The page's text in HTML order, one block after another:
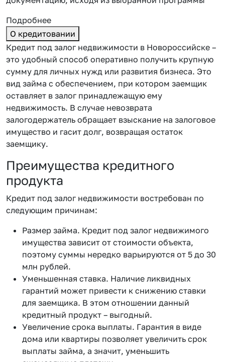
Подробнее
О кредитовании
Кредит под залог недвижимости в Новороссийске –
это удобный способ оперативно получить крупную
сумму для личных нужд или развития бизнеса. Это
вид займа с обеспечением, при котором заемщик
оставляет в залог принадлежащую ему
недвижимость. В случае невозврата
залогодержатель обращает взыскание на залоговое
имущество и гасит долг, возвращая остаток
заемщику.
Преимущества кредитного
продукта
Кредит под залог недвижимости востребован по
следующим причинам:
Размер займа. Кредит под залог недвижимого
имущества зависит от стоимости объекта,
поэтому суммы нередко варьируются от 5 до 30
млн рублей.
Уменьшенная ставка. Наличие ликвидных
гарантий может привести к снижению ставки
для заемщика. В этом отношении данный
кредитный продукт – выгодный.
Увеличение срока выплаты. Гарантия в виде
дома или квартиры позволяет увеличить срок
выплаты займа, а значит, уменьшить